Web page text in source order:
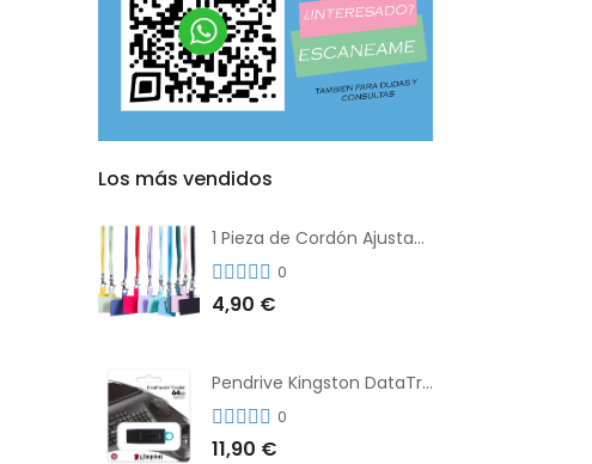
Los más vendidos
1 Pieza de Cordón Ajustable Universal Para el Teléfono Con Clip Antipérdida
0
4,90 €
Pendrive Kingston DataTraveler® Exodia™ 64GB 3.2'
0
11,90 €